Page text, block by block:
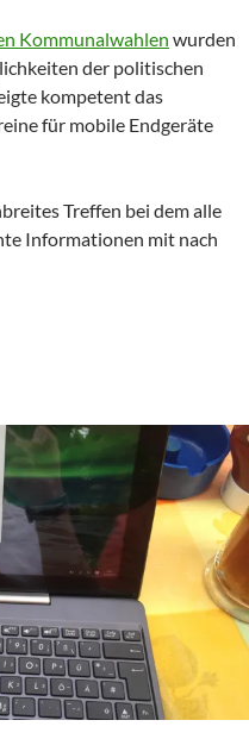
Kommunalwahlen wurden
der politischen
kompetent das
für mobile Endgeräte
Treffen bei dem alle
Informationen mit nach